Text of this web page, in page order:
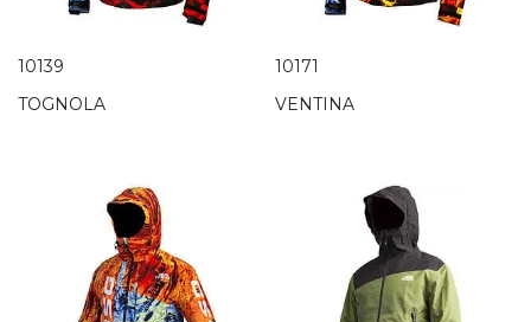
10139
TOGNOLA
10171
VENTINA